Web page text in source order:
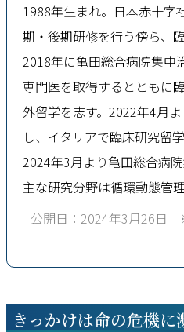
1988年生まれ。日本赤十字
期・後期研修を行う傍ら、
2018年に亀田総合病院集中
専門医を取得するとともに
外留学を志す。2022年4月
し、イタリアで臨床研究留
2024年3月より亀田総合病
主な研究分野は循環動態管
公開日：2024年3月26日
きっかけは命の危機